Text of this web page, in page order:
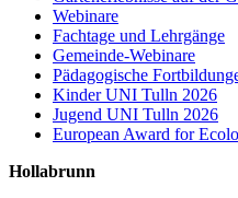
Webinare
Fachtage und Lehrgänge
Gemeinde-Webinare
Pädagogische
Kinder UNI Tulln 2026
Jugend UNI Tulln 2026
European Award for
Hollabrunn